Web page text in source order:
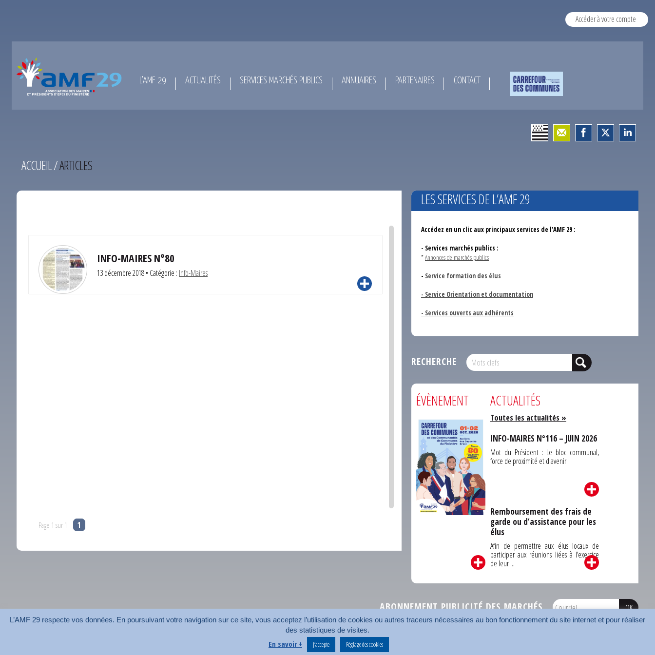
Accéder à votre compte
L’AMF 29 ACTUALITÉS SERVICES MARCHÉS PUBLICS ANNUAIRES PARTENAIRES CONTACT
ACCUEIL/ARTICLES
INFO-MAIRES N°80
13 décembre 2018• Catégorie : Info-Maires
Page 1 sur 1 1
LES SERVICES DE L’AMF 29
Accédez en un clic aux principaux services de l'AMF 29 :
- Services marchés publics :
*Annonces de marchés publics
- Service formation des élus
- Service Orientation et documentation
- Services ouverts aux adhérents
RECHERCHE
ÉVÈNEMENT ACTUALITÉS
Toutes les actualités »
INFO-MAIRES N°116 – JUIN 2026
Mot du Président : Le bloc communal,
force de proximité et d'avenir
Remboursement des frais de
garde ou d’assistance pour les
élus
Afin de permettre aux élus locaux de
participer aux réunions liées à l’exercice
de leur ...
ABONNEMENT PUBLICITÉ DES MARCHÉS
Plan du site
L’AMF 29 respecte vos données. En poursuivant votre navigation sur ce site, vous acceptez l’utilisation de cookies ou autres traceurs nécessaires au bon fonctionnement du site internet et pour réaliser
des statistiques de visites.
En savoir + J’accepte Réglage des cookies